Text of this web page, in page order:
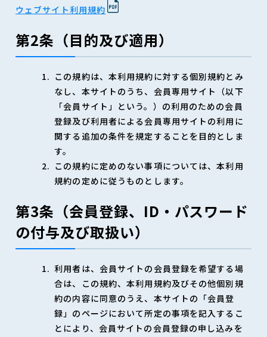
ウェブサイト利用規約
第2条（目的及び適用）
この規約は、本利用規約に対する個別規約とみ
なし、本サイトのうち、会員専用サイト（以下
「会員サイト」という。）の利用のための会員
登録及び利用者による会員専用サイトの利用に
関する追加の条件を規定することを目的としま
す。
この規約に定めのない事項については、本利用
規約の定めに従うものとします。
第3条（会員登録、ID・パスワード
の付与及び取扱い）
利用者は、会員サイトの会員登録を希望する場
合は、この規約、本利用規約及びその他個別規
約の内容に同意のうえ、本サイトの「会員登
録」のページにおいて所定の事項を記入するこ
とにより、会員サイトの会員登録の申し込みを